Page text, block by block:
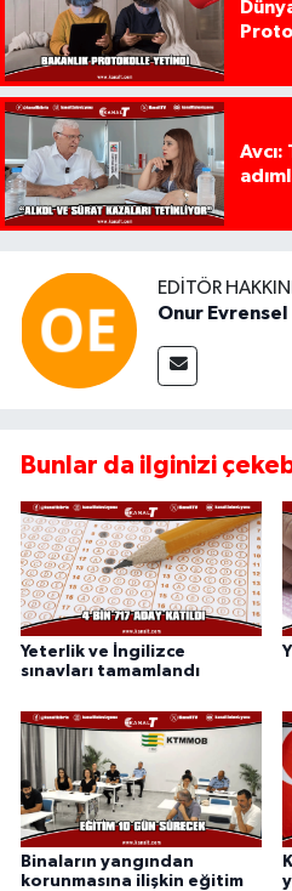
Avcı:
EDITÖR
Onur Evrensel
Bunlar da ilginizi
Yeterlik ve İngilizce
sınavları tamamlandı
Binaların yangından
korunmasına ilişkin eğitim